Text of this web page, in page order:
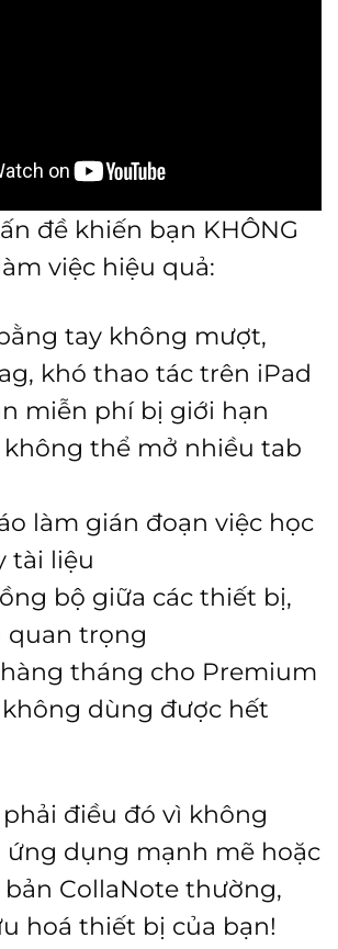
đề khiến bạn KHÔNG
việc hiệu quả:
tay không mượt,
khó thao tác trên iPad
miễn phí bị giới hạn
không thể mở nhiều tab
làm gián đoạn việc học
tài liệu
bộ giữa các thiết bị,
quan trọng
hàng tháng cho Premium
dùng được hết
phải điều đó vì không
dụng mạnh mẽ hoặc
CollaNote thường,
hoá thiết bị của bạn!